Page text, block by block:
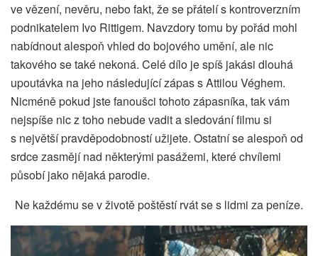
ve vězení, nevěru, nebo fakt, že se přátelí s kontroverzním
podnikatelem Ivo Rittigem. Navzdory tomu by pořád mohl
nabídnout alespoň vhled do bojového umění, ale nic
takového se také nekoná. Celé dílo je spíš jakási dlouhá
upoutávka na jeho následující zápas s Attilou Véghem.
Nicméně pokud jste fanoušci tohoto zápasníka, tak vám
nejspíše nic z toho nebude vadit a sledování filmu si
s největší pravděpodobností užijete. Ostatní se alespoň od
srdce zasmějí nad některými pasážemi, které chvílemi
působí jako nějaká parodie.
Ne každému se v životě poštěstí rvát se s lidmi za peníze.